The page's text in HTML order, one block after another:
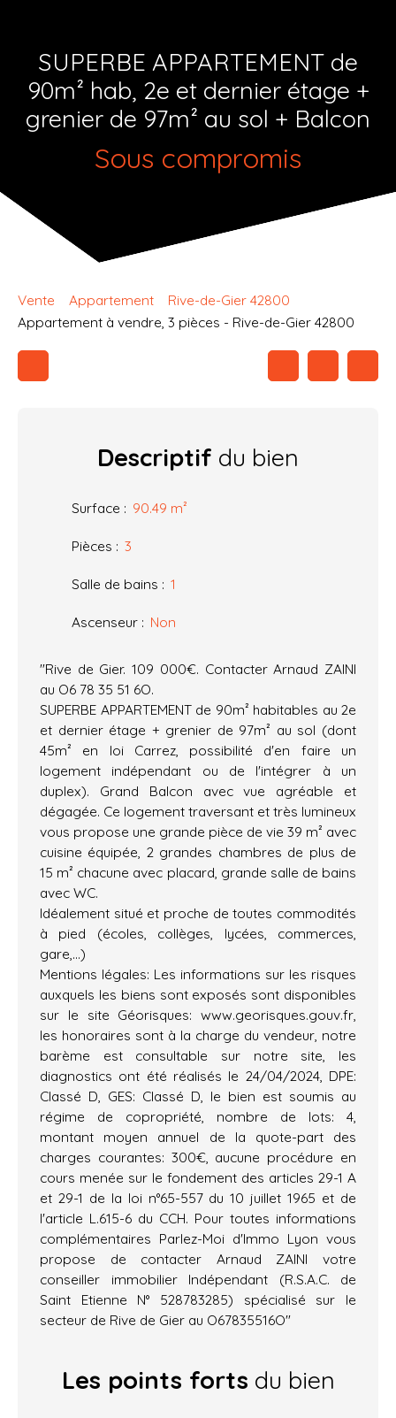
SUPERBE APPARTEMENT de
90m² hab, 2e et dernier étage +
grenier de 97m² au sol + Balcon
Sous compromis
Vente Appartement
Rive-de-Gier 42800
Appartement à vendre, 3 pièces - Rive-de-Gier 42800
Descriptif du bien
Surface : 90.49 m²
Pièces : 3
Salle de bains : 1
Ascenseur : Non
"Rive de Gier. 109 000€. Contacter Arnaud ZAINI
au O6 78 35 51 6O.
SUPERBE APPARTEMENT de 90m² habitables au 2e
et dernier étage + grenier de 97m² au sol (dont
45m² en loi Carrez, possibilité d'en faire un
logement indépendant ou de l'intégrer à un
duplex). Grand Balcon avec vue agréable et
dégagée. Ce logement traversant et très lumineux
vous propose une grande pièce de vie 39 m² avec
cuisine équipée, 2 grandes chambres de plus de
15 m² chacune avec placard, grande salle de bains
avec WC.
Idéalement situé et proche de toutes commodités
à pied (écoles, collèges, lycées, commerces,
gare,...)
Mentions légales: Les informations sur les risques
auxquels les biens sont exposés sont disponibles
sur le site Géorisques: www.georisques.gouv.fr,
les honoraires sont à la charge du vendeur, notre
barème est consultable sur notre site, les
diagnostics ont été réalisés le 24/04/2024, DPE:
Classé D, GES: Classé D, le bien est soumis au
régime de copropriété, nombre de lots: 4,
montant moyen annuel de la quote-part des
charges courantes: 300€, aucune procédure en
cours menée sur le fondement des articles 29-1 A
et 29-1 de la loi n°65-557 du 10 juillet 1965 et de
l'article L.615-6 du CCH. Pour toutes informations
complémentaires Parlez-Moi d'Immo Lyon vous
propose de contacter Arnaud ZAINI votre
conseiller immobilier Indépendant (R.S.A.C. de
Saint Etienne N° 528783285) spécialisé sur le
secteur de Rive de Gier au O67835516O"
Les points forts du bien